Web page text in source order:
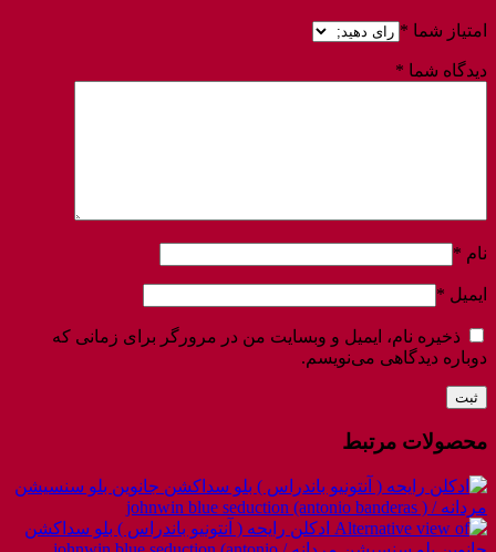
امتیاز شما *
دیدگاه شما *
نام *
ایمیل *
ذخیره نام، ایمیل و وبسایت من در مرورگر برای زمانی که
دوباره دیدگاهی می‌نویسم.
محصولات مرتبط